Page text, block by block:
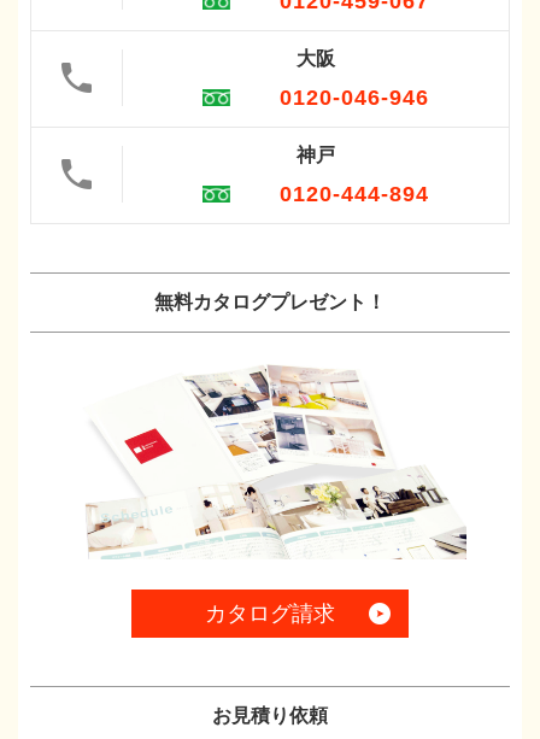
大阪
0120-046-946
神戸
0120-444-894
無料カタログプレゼント！
カタログ請求
お見積り依頼